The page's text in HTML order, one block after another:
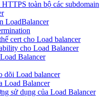
toàn bộ các subdomain
LoadBalancer
cert cho Load balancer
cho Load Balancer
Balancer
dõi Load balancer
Load Balancer
sử dụng của Load Balancer